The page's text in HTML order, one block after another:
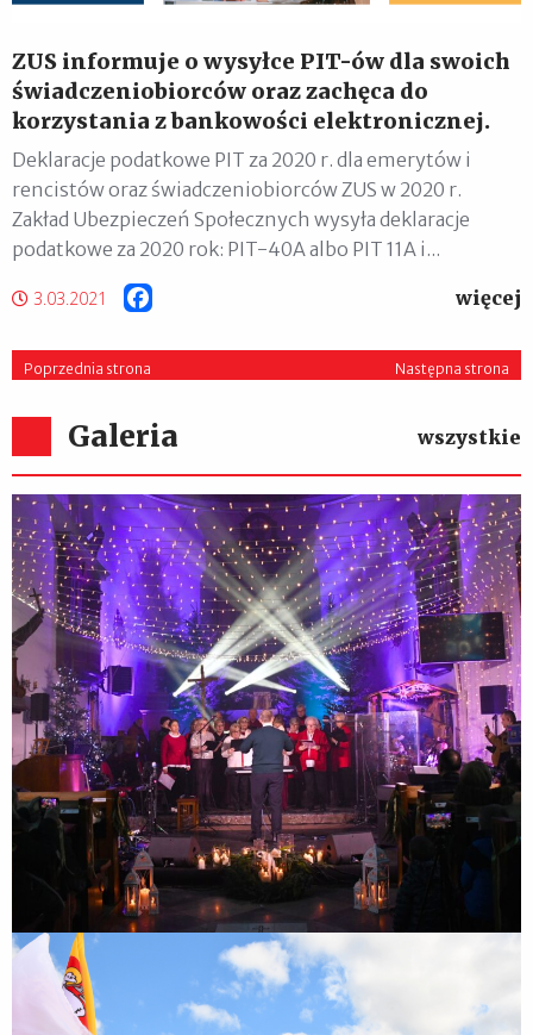
ZUS informuje o wysyłce PIT-ów dla swoich
świadczeniobiorców oraz zachęca do
korzystania z bankowości elektronicznej.
Deklaracje podatkowe PIT za 2020 r. dla emerytów i
rencistów oraz świadczeniobiorców ZUS w 2020 r.
Zakład Ubezpieczeń Społecznych wysyła deklaracje
podatkowe za 2020 rok: PIT-40A albo PIT 11A i...
3.03.2021 więcej
Poprzednia strona Następna strona
Galeria wszystkie
XIII Zakroczymskie Kolędowanie
86. rocznica Obrony Zakroczymia